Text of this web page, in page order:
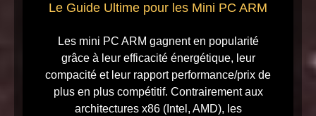
Le Guide Ultime pour les Mini PC ARM
Les mini PC ARM gagnent en popularité
grâce à leur efficacité énergétique, leur
compacité et leur rapport performance/prix de
plus en plus compétitif. Contrairement aux
architectures x86 (Intel, AMD), les